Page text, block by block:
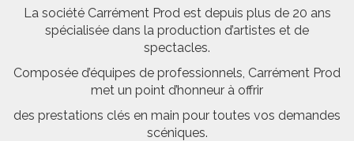
La société Carrément Prod est depuis plus de 20 ans
spécialisée dans la production d’artistes et de
spectacles.
Composée d’équipes de professionnels, Carrément Prod
met un point d’honneur à offrir
des prestations clés en main pour toutes vos demandes
scéniques.